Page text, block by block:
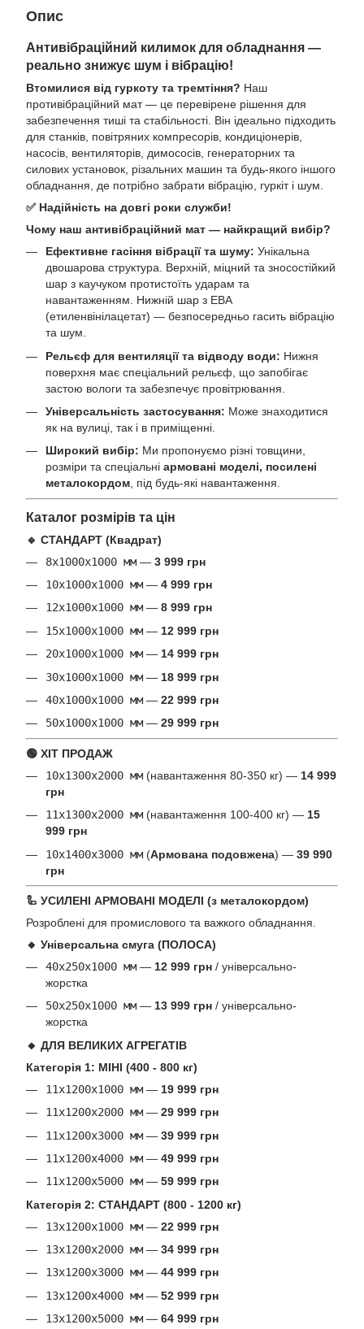
Опис
Антивібраційний килимок для обладнання —
реально знижує шум і вібрацію!
Втомилися від гуркоту та тремтіння? Наш
противібраційний мат — це перевірене рішення для
забезпечення тиші та стабільності. Він ідеально підходить
для станків, повітряних компресорів, кондиціонерів,
насосів, вентиляторів, димососів, генераторних та
силових установок, різальних машин та будь-якого іншого
обладнання, де потрібно забрати вібрацію, гуркіт і шум.
✅ Надійність на довгі роки служби!
Чому наш антивібраційний мат — найкращий вибір?
Ефективне гасіння вібрації та шуму: Унікальна
двошарова структура. Верхній, міцний та зносостійкий
шар з каучуком протистоїть ударам та
навантаженням. Нижній шар з ЕВА
(етиленвінілацетат) — безпосередньо гасить вібрацію
та шум.
Рельєф для вентиляції та відводу води: Нижня
поверхня має спеціальний рельєф, що запобігає
застою вологи та забезпечує провітрювання.
Універсальність застосування: Може знаходитися
як на вулиці, так і в приміщенні.
Широкий вибір: Ми пропонуємо різні товщини,
розміри та спеціальні армовані моделі, посилені
металокордом, під будь-які навантаження.
Каталог розмірів та цін
🔹 СТАНДАРТ (Квадрат)
8х1000х1000 мм — 3 999 грн
10х1000х1000 мм — 4 999 грн
12х1000х1000 мм — 8 999 грн
15х1000х1000 мм — 12 999 грн
20х1000х1000 мм — 14 999 грн
30х1000х1000 мм — 18 999 грн
40х1000х1000 мм — 22 999 грн
50х1000х1000 мм — 29 999 грн
🟢 ХІТ ПРОДАЖ
10х1300х2000 мм (навантаження 80-350 кг) — 14 999
грн
11х1300х2000 мм (навантаження 100-400 кг) — 15
999 грн
10х1400х3000 мм (Армована подовжена) — 39 990
грн
🦾 УСИЛЕНІ АРМОВАНІ МОДЕЛІ (з металокордом)
Розроблені для промислового та важкого обладнання.
🔸 Універсальна смуга (ПОЛОСА)
40х250х1000 мм — 12 999 грн / універсально-
жорстка
50х250х1000 мм — 13 999 грн / універсально-
жорстка
🔸 ДЛЯ ВЕЛИКИХ АГРЕГАТІВ
Категорія 1: МІНІ (400 - 800 кг)
11х1200х1000 мм — 19 999 грн
11х1200х2000 мм — 29 999 грн
11х1200х3000 мм — 39 999 грн
11х1200х4000 мм — 49 999 грн
11х1200х5000 мм — 59 999 грн
Категорія 2: СТАНДАРТ (800 - 1200 кг)
13х1200х1000 мм — 22 999 грн
13х1200х2000 мм — 34 999 грн
13х1200х3000 мм — 44 999 грн
13х1200х4000 мм — 52 999 грн
13х1200х5000 мм — 64 999 грн